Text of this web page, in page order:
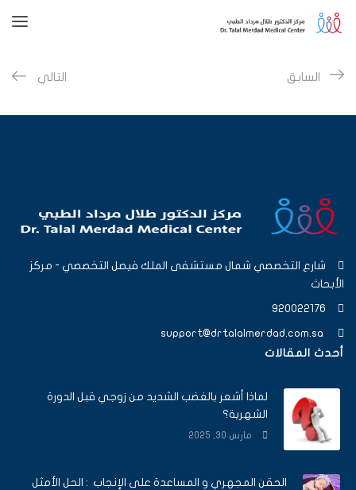
السابق التالي
شارع التخصصي شمال مستشفى الملك فيصل التخصصي - مركز
الأبحاث
920022176
أحدث المقالات
لماذا أشعر بالغضب الشديد من زوجي قبل الدورة
الشهرية؟
مارس 30, 2025
الحقن المجهري و المساعدة على الإنجاب : الحل الأمثل